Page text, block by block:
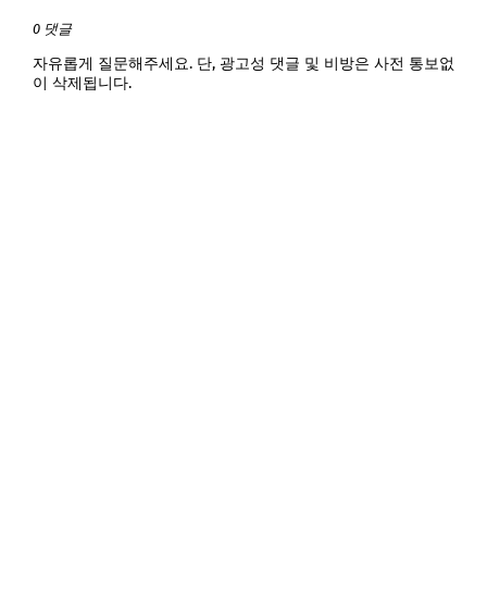
0 댓글
자유롭게 질문해주세요. 단, 광고성 댓글 및 비방은 사전 통보없
이 삭제됩니다.